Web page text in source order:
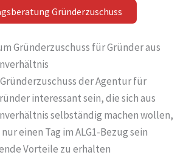
Gründerzuschuss
Gründerzuschuss für Gründer aus
der Agentur für
interessant sein, die sich aus
selbständig machen wollen,
einen Tag im ALG1-Bezug sein
Vorteile zu erhalten